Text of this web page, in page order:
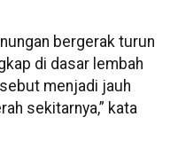
bergerak turun
di dasar lembah
menjadi jauh
sekitarnya,” kata